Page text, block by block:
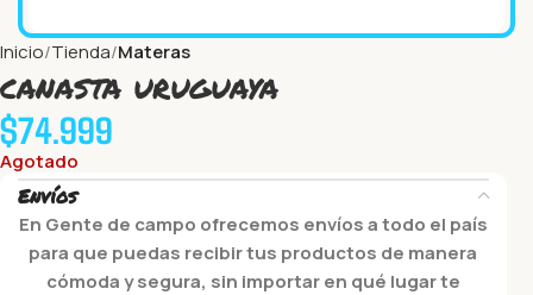
Inicio Tienda Materas
canasta uruguaya
$74.999
Agotado
Envíos
En Gente de campo ofrecemos envíos a todo el país
para que puedas recibir tus productos de manera
cómoda y segura, sin importar en qué lugar te